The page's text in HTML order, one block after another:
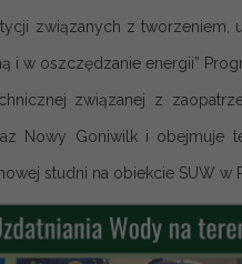
związanych z
i w oszczędzanie energii”
związanej z
Nowy Goniwilk i obejmuje
studni na obiekcie SUW w